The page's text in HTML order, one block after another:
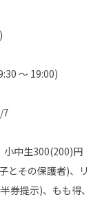
〜 19:00)
7
中生300(200)円
とその保護者)、リ
券提示)、もも得、